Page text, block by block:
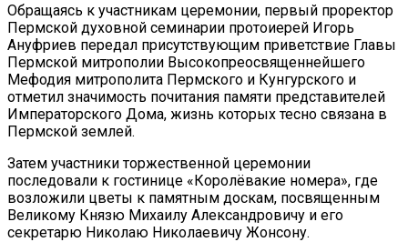
Обращаясь к участникам церемонии, первый проректор
Пермской духовной семинарии протоиерей Игорь
Ануфриев передал присутствующим приветствие Главы
Пермской митрополии Высокопреосвященнейшего
Мефодия митрополита Пермского и Кунгурского и
отметил значимость почитания памяти представителей
Императорского Дома, жизнь которых тесно связана в
Пермской землей.
Затем участники торжественной церемонии
последовали к гостинице «Королёвакие номера», где
возложили цветы к памятным доскам, посвященным
Великому Князю Михаилу Александровичу и его
секретарю Николаю Николаевичу Жонсону.